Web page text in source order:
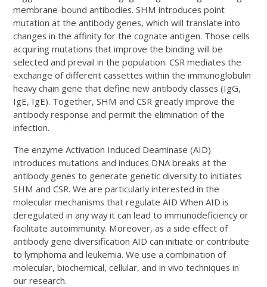
membrane-bound antibodies. SHM introduces point
mutation at the antibody genes, which will translate into
changes in the affinity for the cognate antigen. Those cells
acquiring mutations that improve the binding will be
selected and prevail in the population. CSR mediates the
exchange of different cassettes within the immunoglobulin
heavy chain gene that define new antibody classes (IgG,
IgE, IgE). Together, SHM and CSR greatly improve the
antibody response and permit the elimination of the
infection.
The enzyme Activation Induced Deaminase (AID)
introduces mutations and induces DNA breaks at the
antibody genes to generate genetic diversity to initiates
SHM and CSR. We are particularly interested in the
molecular mechanisms that regulate AID When AID is
deregulated in any way it can lead to immunodeficiency or
facilitate autoimmunity. Moreover, as a side effect of
antibody gene diversification AID can initiate or contribute
to lymphoma and leukemia. We use a combination of
molecular, biochemical, cellular, and in vivo techniques in
our research.